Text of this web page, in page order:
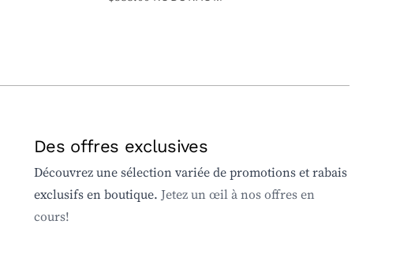
Des offres exclusives
Découvrez une sélection variée de promotions et rabais
exclusifs en boutique. Jetez un œil à nos offres en
cours!